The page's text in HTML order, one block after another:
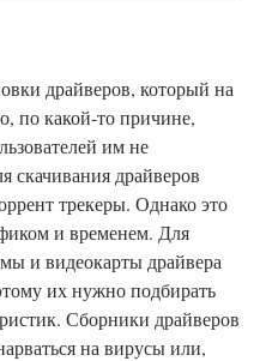
драйверов, который на
по какой-то причине,
им не
скачивания драйверов
трекеры. Однако это
и временем. Для
и видеокарты драйвера
их нужно подбирать
Сборники драйверов
на вирусы или,